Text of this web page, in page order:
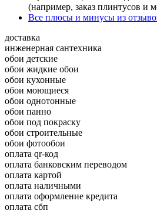
(например, заказ плинтусов и
Все плюсы и минусы из
доставка
инженерная сантехника
обои детские
обои жидкие обои
обои кухонные
обои моющиеся
обои однотонные
обои панно
обои под покраску
обои строительные
обои фотообои
оплата qr-код
оплата банковским переводом
оплата картой
оплата наличными
оплата оформление кредита
оплата сбп